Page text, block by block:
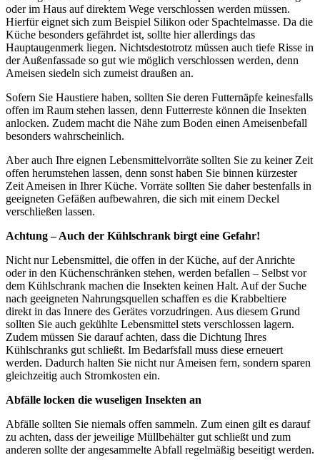
oder im Haus auf direktem Wege verschlossen werden müssen.
Hierfür eignet sich zum Beispiel Silikon oder Spachtelmasse. Da die
Küche besonders gefährdet ist, sollte hier allerdings das
Hauptaugenmerk liegen. Nichtsdestotrotz müssen auch tiefe Risse in
der Außenfassade so gut wie möglich verschlossen werden, denn
Ameisen siedeln sich zumeist draußen an.
Sofern Sie Haustiere haben, sollten Sie deren Futternäpfe keinesfalls
offen im Raum stehen lassen, denn Futterreste können die Insekten
anlocken. Zudem macht die Nähe zum Boden einen Ameisenbefall
besonders wahrscheinlich.
Aber auch Ihre eignen Lebensmittelvorräte sollten Sie zu keiner Zeit
offen herumstehen lassen, denn sonst haben Sie binnen kürzester
Zeit Ameisen in Ihrer Küche. Vorräte sollten Sie daher bestenfalls in
geeigneten Gefäßen aufbewahren, die sich mit einem Deckel
verschließen lassen.
Achtung – Auch der Kühlschrank birgt eine Gefahr!
Nicht nur Lebensmittel, die offen in der Küche, auf der Anrichte
oder in den Küchenschränken stehen, werden befallen – Selbst vor
dem Kühlschrank machen die Insekten keinen Halt. Auf der Suche
nach geeigneten Nahrungsquellen schaffen es die Krabbeltiere
direkt in das Innere des Gerätes vorzudringen. Aus diesem Grund
sollten Sie auch gekühlte Lebensmittel stets verschlossen lagern.
Zudem müssen Sie darauf achten, dass die Dichtung Ihres
Kühlschranks gut schließt. Im Bedarfsfall muss diese erneuert
werden. Dadurch halten Sie nicht nur Ameisen fern, sondern sparen
gleichzeitig auch Stromkosten ein.
Abfälle locken die wuseligen Insekten an
Abfälle sollten Sie niemals offen sammeln. Zum einen gilt es darauf
zu achten, dass der jeweilige Müllbehälter gut schließt und zum
anderen sollte der angesammelte Abfall regelmäßig beseitigt werden.